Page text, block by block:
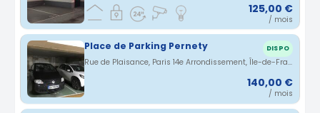
125,00 €
/ mois
Place de Parking Pernety DISPO
Rue de Plaisance, Paris 14e Arrondissement, Île-de-France, France · 2.72 km
140,00 €
/ mois